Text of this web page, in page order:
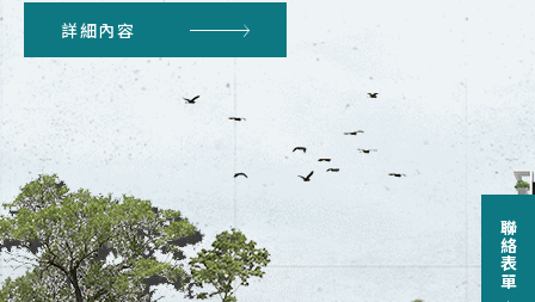
詳細內容
聯絡表單